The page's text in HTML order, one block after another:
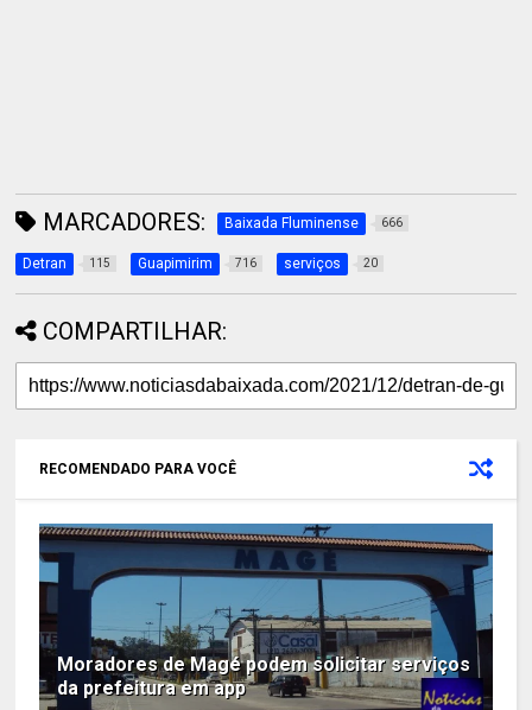
MARCADORES: Baixada Fluminense 666
Detran 115 Guapimirim 716 serviços 20
COMPARTILHAR:
RECOMENDADO PARA VOCÊ
Moradores de Magé podem solicitar serviços
da prefeitura em app